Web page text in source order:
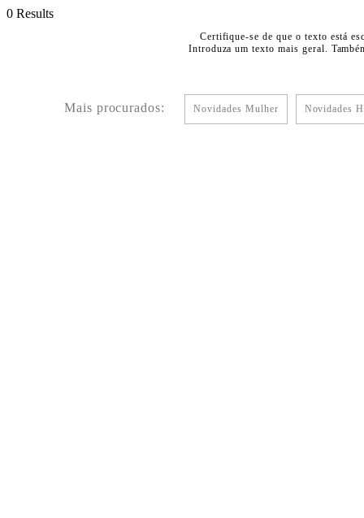
0 Results
Certifique-se de que o texto está
Introduza um texto mais geral.
Mais procurados: Novidades Mulher Novidades